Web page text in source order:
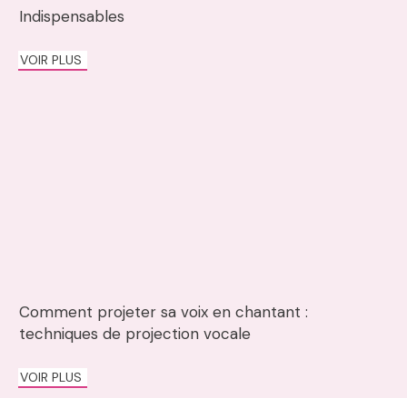
Indispensables
VOIR PLUS
Comment projeter sa voix en chantant :
techniques de projection vocale
VOIR PLUS